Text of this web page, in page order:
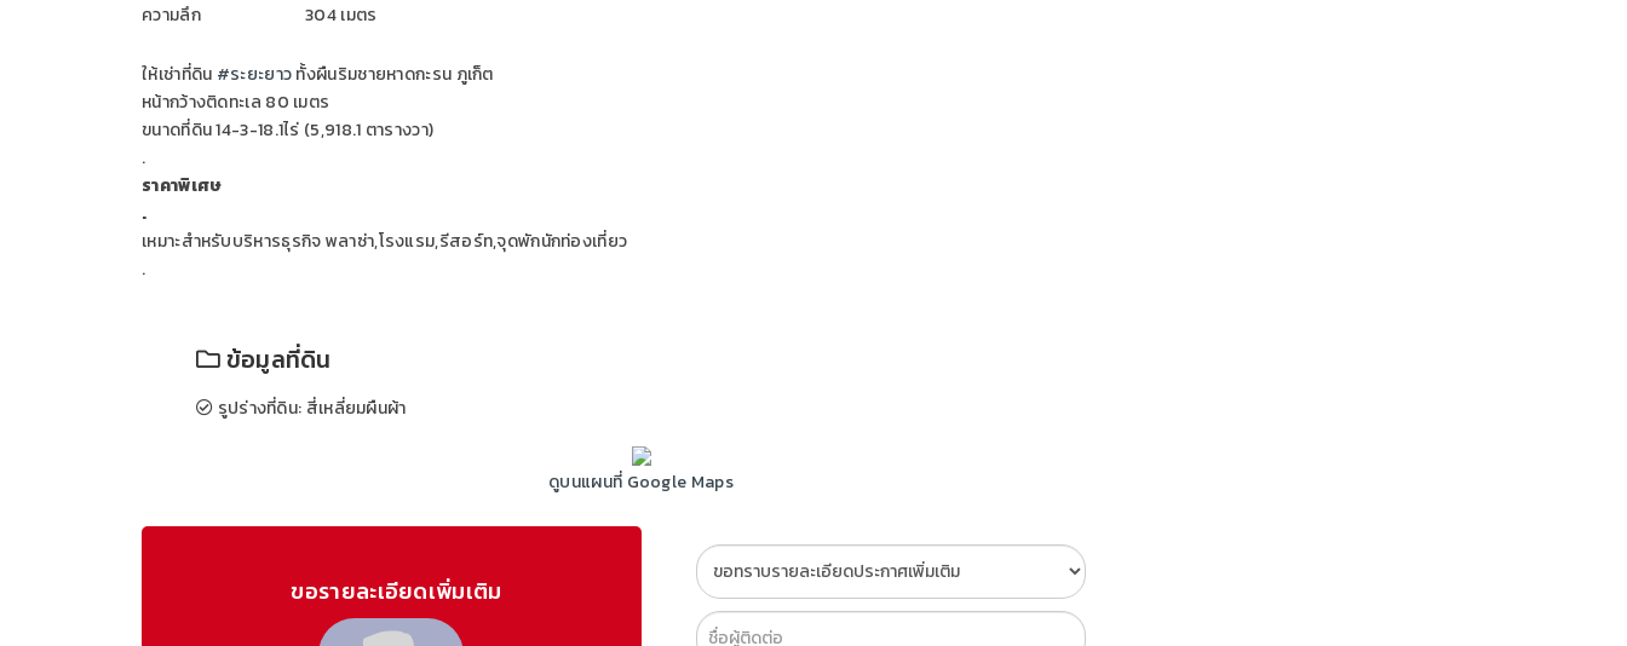
ความลึก
304 เมตร
ให้เช่าที่ดิน #ระยะยาวทั้งผืนริมชายหาดกะรน ภูเก็ต
หน้ากว้างติดทะเล 80 เมตร
ขนาดที่ดิน 14-3-18.1ไร่ (5,918.1 ตารางวา)
.
ราคาพิเศษ
.
เหมาะสำหรับบริหารธุรกิจ พลาซ่า,โรงแรม,รีสอร์ท,จุดพักนักท่องเที่ยว
.
ข้อมูลที่ดิน
รูปร่างที่ดิน: สี่เหลี่ยมผืนผ้า
ดูบนแผนที่ Google Maps
ขอรายละเอียดเพิ่มเติม